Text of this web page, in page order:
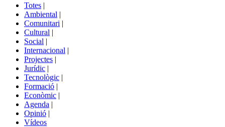
portals
Totes |
Ambiental |
Comunitari |
Cultural |
Social |
Internacional |
Projectes |
Jurídic |
Tecnològic |
Formació |
Econòmic |
Agenda |
Opinió |
Vídeos